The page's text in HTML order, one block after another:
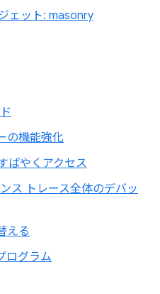
ェット: masonry
の機能強化
ばやくアクセス
ス トレース全体のデバッ
える
ログラム